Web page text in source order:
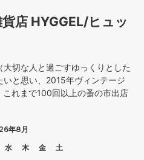
店 HYGGEL/ヒュッ
切な人と過ごすゆっくりとした
と思い、2015年ヴィンテージ
これまで100回以上の蚤の市出店
年8月
水 木 金
土